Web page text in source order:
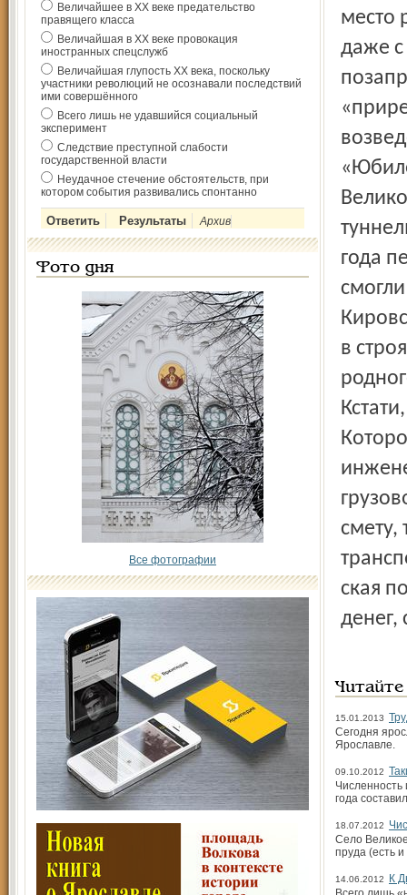
Величайшее в ХХ веке предательство
правящего класса
Величайшая в ХХ веке провокация
иностранных спецслужб
Величайшая глупость ХХ века, поскольку
участники революций не осознавали последствий
ими совершённого
Всего лишь не удавшийся социальный
эксперимент
Следствие преступной слабости
государственной власти
Неудачное стечение обстоятельств, при
котором события развивались спонтанно
Архив
Фото дня
Все фотографии
место
даже с
года
в
смету,
ская
денег,
15.01.2013
Сегодня
Ярославле.
09.10.2012
года
18.07.2012
Село
пруда (есть
14.06.2012
К